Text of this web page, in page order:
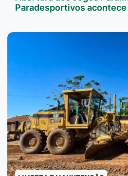
Paradesportivos